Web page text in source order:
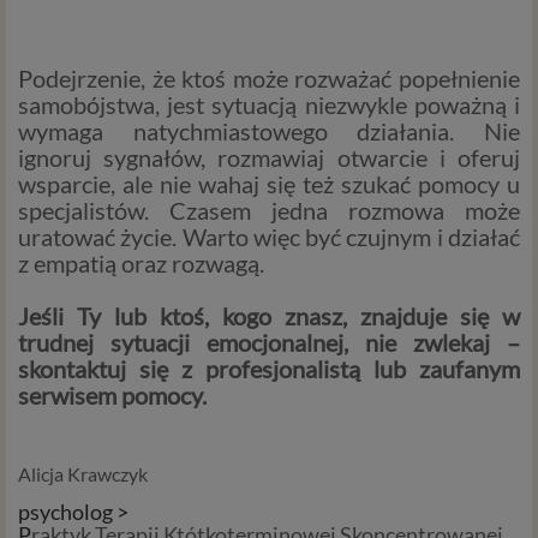
Podejrzenie, że ktoś może rozważać popełnienie
samobójstwa, jest sytuacją niezwykle poważną i
wymaga natychmiastowego działania. Nie
ignoruj sygnałów, rozmawiaj otwarcie i oferuj
wsparcie, ale nie wahaj się też szukać pomocy u
specjalistów. Czasem jedna rozmowa może
uratować życie. Warto więc być czujnym i działać
z empatią oraz rozwagą.
Jeśli Ty lub ktoś, kogo znasz, znajduje się w
trudnej sytuacji emocjonalnej, nie zwlekaj –
skontaktuj się z profesjonalistą lub zaufanym
serwisem pomocy.
Alicja Krawczyk
psycholog >
Czym są dane osobowe
Dane osobowe to, zgodnie z RODO, informacje o
zidentyfikowanej lub możliwej do zidentyfikowania
osobie fizycznej. W przypadku korzystania z naszego
serwisu takimi danymi są np. adres e-mail, adres IP lub
Twoje dane w serwisie konsultacyjnym czy w innej
usłudze oferowanej przez Psychoradę. Dane osobowe
mogą być zapisywane w plikach cookies lub podobnych
technologiach (np. local storage) instalowanych przez nas
lub naszych Zaufanych Partnerów na naszych stronach i
urządzeniach, których używasz podczas korzystania z
naszych usług.
Podstawa i cel przetwarzania
Przetwarzanie danych osobowych wymaga podstawy
prawnej. RODO przewiduje kilka rodzajów takich